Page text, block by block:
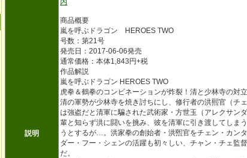
説明
内
商品概要
嵐を呼ぶドラゴン HEROES TWO
号数：第21号
発売日：2017-06-06発売
通常価格：本体1,843円+税
作品解説
嵐を呼ぶドラゴン HEROES TWO
虎拳＆鶴拳のコンビネーションが炸裂！清と少林寺の対
清の軍勢が少林寺を焼き討ちにし、修行者の洪熙官（チ
は強盗だと清軍に騙された武術家・方世玉（アレクサン
輩と知らず洪に闘いを挑み、彼を清軍に引き渡してしま
うとするが…。洪家拳の創始者・洪煕官をチェン・カン
ダー・フー・シェンの活躍も初々しい、チャン・チェ監
だ。